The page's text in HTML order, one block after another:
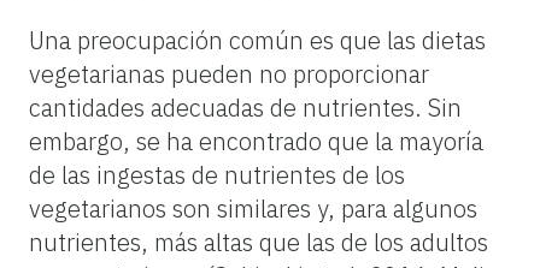
Una preocupación común es que las dietas
vegetarianas pueden no proporcionar
cantidades adecuadas de nutrientes. Sin
embargo, se ha encontrado que la mayoría
de las ingestas de nutrientes de los
vegetarianos son similares y, para algunos
nutrientes, más altas que las de los adultos